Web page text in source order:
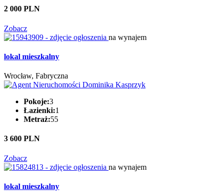
2 000 PLN
Zobacz
na wynajem
lokal mieszkalny
Wrocław, Fabryczna
Pokoje:3
Łazienki:1
Metraż:55
3 600 PLN
Zobacz
na wynajem
lokal mieszkalny